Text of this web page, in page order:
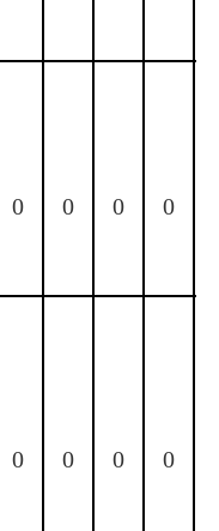
0 0 0 0
0 0 0 0